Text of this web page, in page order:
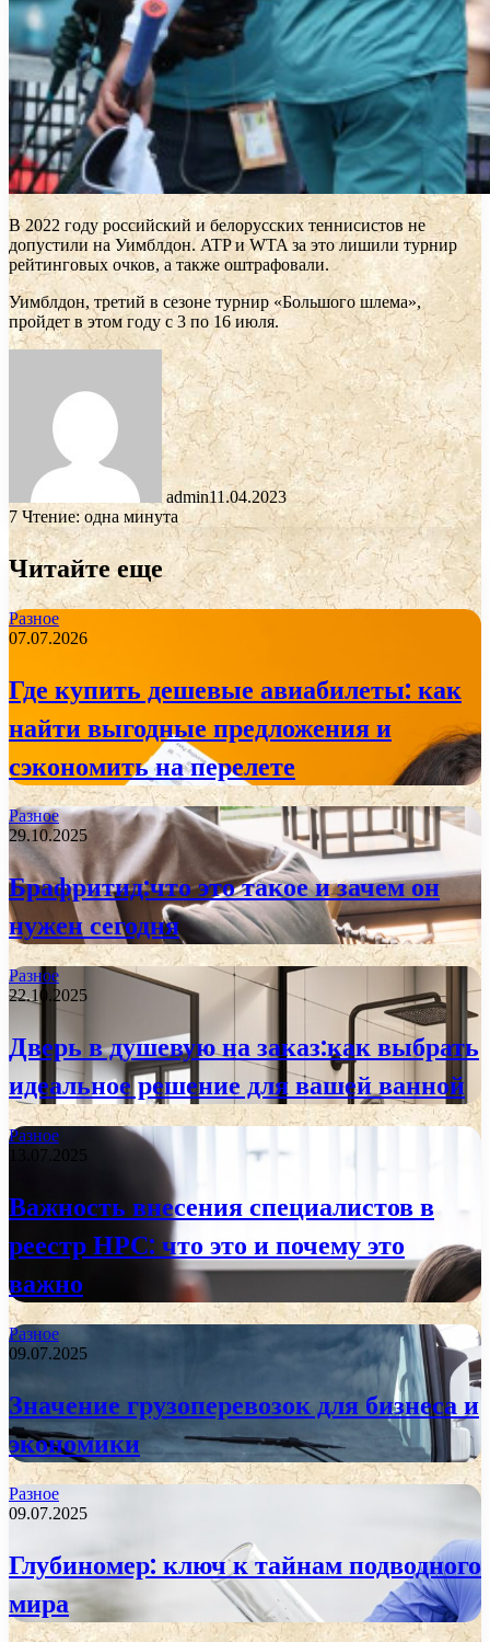
В 2022 году российский и белорусских теннисистов не
допустили на Уимблдон. ATP и WTA за это лишили турнир
рейтинговых очков, а также оштрафовали.
Уимблдон, третий в сезоне турнир «Большого шлема»,
пройдет в этом году с 3 по 16 июля.
admin11.04.2023
7 Чтение: одна минута
Читайте еще
Разное
07.07.2026
Где купить дешевые авиабилеты: как
найти выгодные предложения и
сэкономить на перелете
Разное
29.10.2025
Брафритид:что это такое и зачем он
нужен сегодня
Разное
22.10.2025
Дверь в душевую на заказ:как выбрать
идеальное решение для вашей ванной
Разное
13.07.2025
Важность внесения специалистов в
реестр НРС: что это и почему это
важно
Разное
09.07.2025
Значение грузоперевозок для бизнеса и
экономики
Разное
09.07.2025
Глубиномер: ключ к тайнам подводного
мира